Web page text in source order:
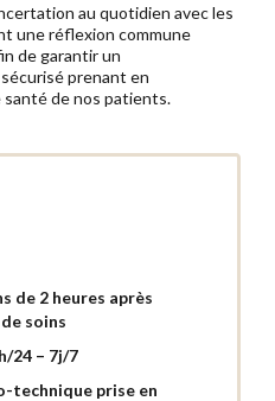
au quotidien avec les
une réflexion commune
de garantir un
prenant en
santé de nos patients.
de 2 heures après
soins
24 – 7j/7
technique prise en